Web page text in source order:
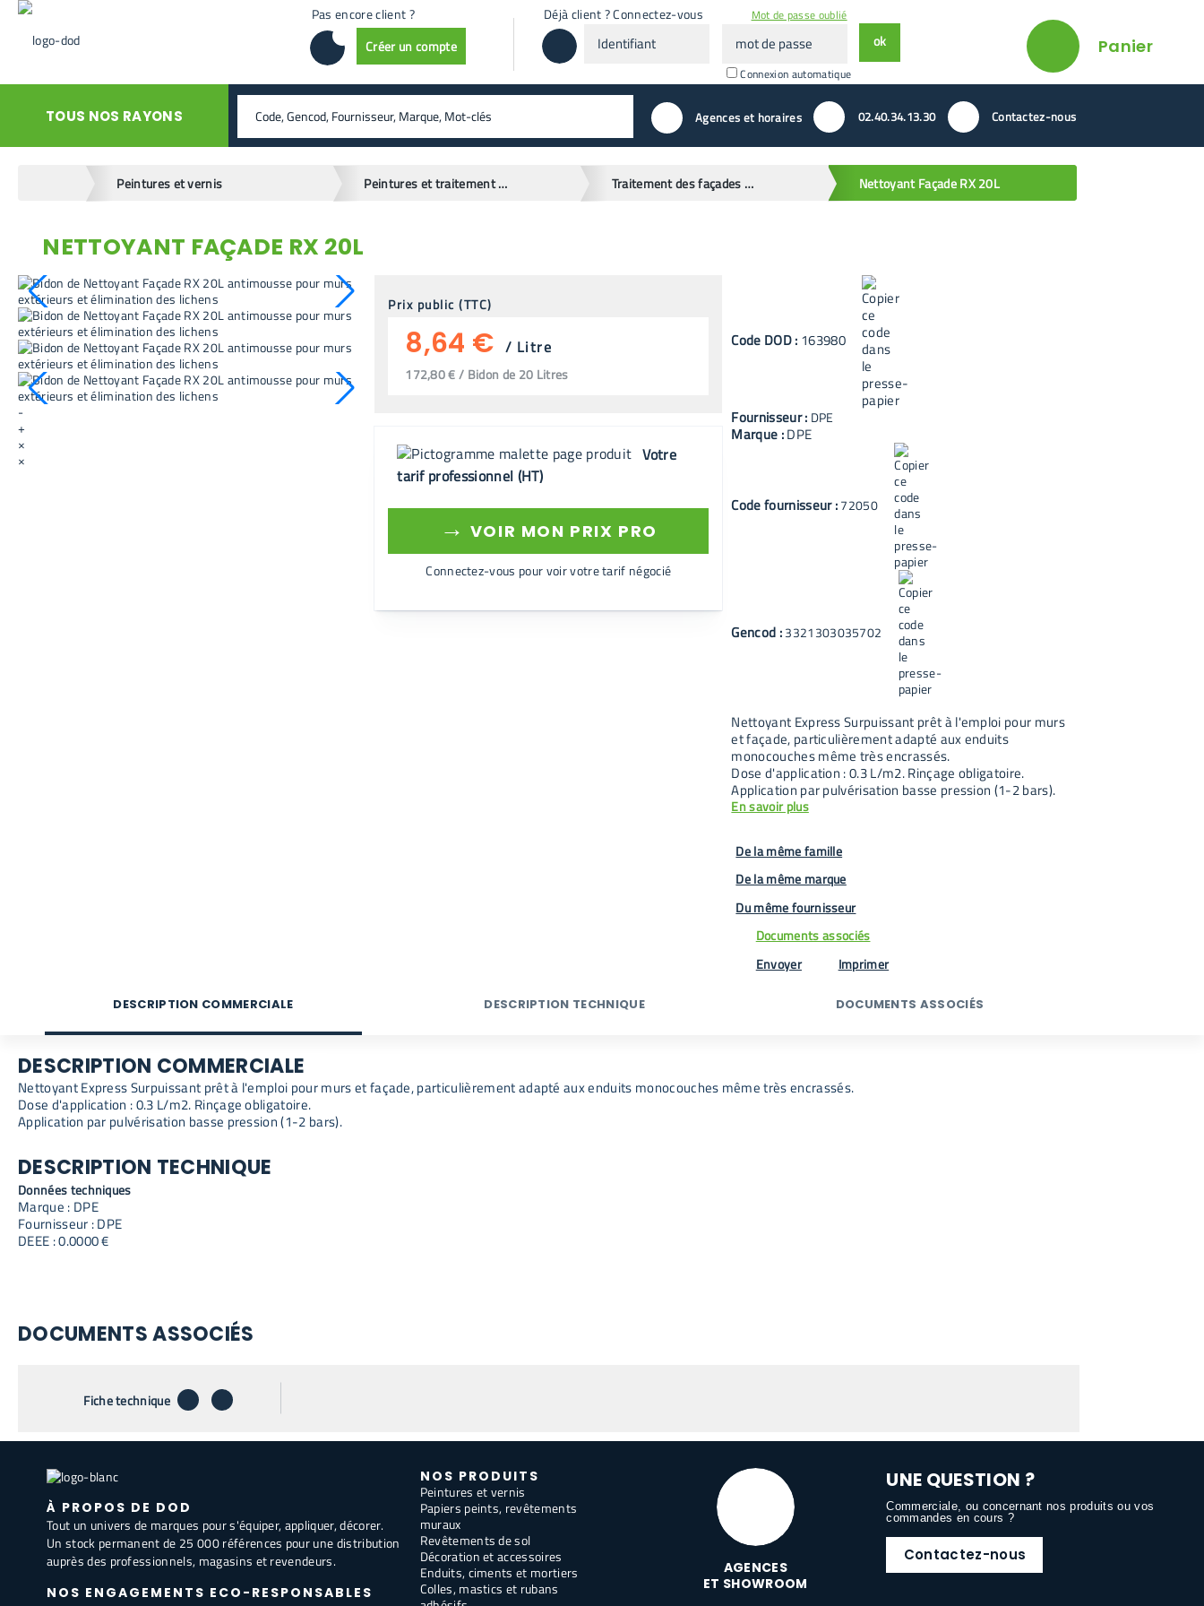
Pas encore client ?
Créer un compte
Déjà client ? Connectez-vous
passeConnexion automatique
Mot de passe oublié
ok Panier
TOUS NOS RAYONS rechercher valider Agences et horaires 02.40.34.13.30 Contactez-nous
Peintures et vernis Peintures et traitement des façades Traitement des façades et antimousse Nettoyant Façade RX 20L
retour en arrière
NETTOYANT FAÇADE RX 20L
-
+
×
×
Prix public (TTC)
8,64 € / Litre
172,80 € / Bidon de 20 Litres
Votre
tarif professionnel (HT)
→ VOIR MON PRIX PRO
Connectez-vous pour voir votre tarif négocié
Code DOD: 163980
Fournisseur : DPE
Marque :DPE
Code fournisseur :72050
Gencod :3321303035702
Nettoyant Express Surpuissant prêt à l'emploi pour murs
et façade, particulièrement adapté aux enduits
monocouches même très encrassés.
Dose d'application : 0.3 L/m2. Rinçage obligatoire.
Application par pulvérisation basse pression (1-2 bars).
En savoir plus
De la même famille
De la même marque
Du même fournisseur
Documents associés
Envoyer
Imprimer
DESCRIPTION COMMERCIALE DESCRIPTION TECHNIQUE DOCUMENTS ASSOCIÉS
DESCRIPTION COMMERCIALE
Nettoyant Express Surpuissant prêt à l'emploi pour murs et façade, particulièrement adapté aux enduits monocouches même très encrassés.
Dose d'application : 0.3 L/m2. Rinçage obligatoire.
Application par pulvérisation basse pression (1-2 bars).
DESCRIPTION TECHNIQUE
Données techniques
Marque : DPE
Fournisseur : DPE
DEEE : 0.0000 €
DOCUMENTS ASSOCIÉS
Fiche technique téléchargerenvoyer par email
À PROPOS DE DOD
Tout un univers de marques pour s'équiper, appliquer, décorer.
Un stock permanent de 25 000 références pour une distribution
auprès des professionnels, magasins et revendeurs.
NOS ENGAGEMENTS ECO-RESPONSABLES
NOS PRODUITS
Peintures et vernis
Papiers peints, revêtements
muraux
Revêtements de sol
Décoration et accessoires
Enduits, ciments et mortiers
Colles, mastics et rubans
AGENCES
ET SHOWROOM
UNE QUESTION ?
Commerciale, ou concernant nos produits ou vos
commandes en cours ?
Contactez-nous